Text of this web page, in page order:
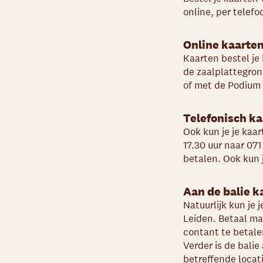
online, per
Online
Kaarten bestel je
de
of met de
Telefonisch
Ook kun je je
17.30 uur naar
betalen. Ook kun
Aan de balie
Natuurlijk kun je
Leiden. Betaal
contant te
Verder is de
betreffende